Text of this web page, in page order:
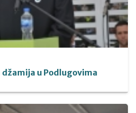
džamija u Podlugovima